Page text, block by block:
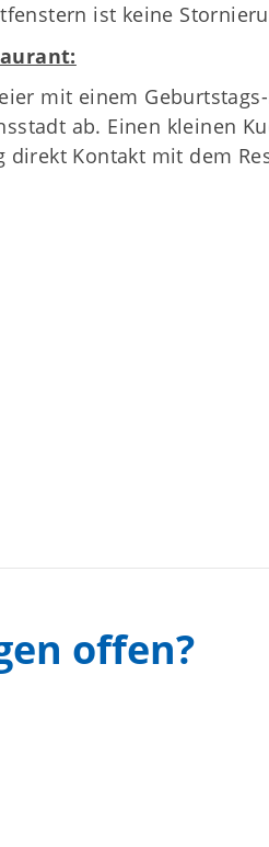
ist keine
mit einem
ab. Einen kleinen
direkt Kontakt mit dem
offen?